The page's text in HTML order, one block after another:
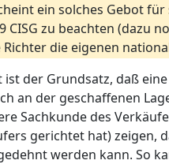
ein solches Gebot
zu beachten (dazu
die eigenen
der Grundsatz, daß
an der geschaffenen
Sachkunde des
gerichtet hat) zeigen,
werden kann. So